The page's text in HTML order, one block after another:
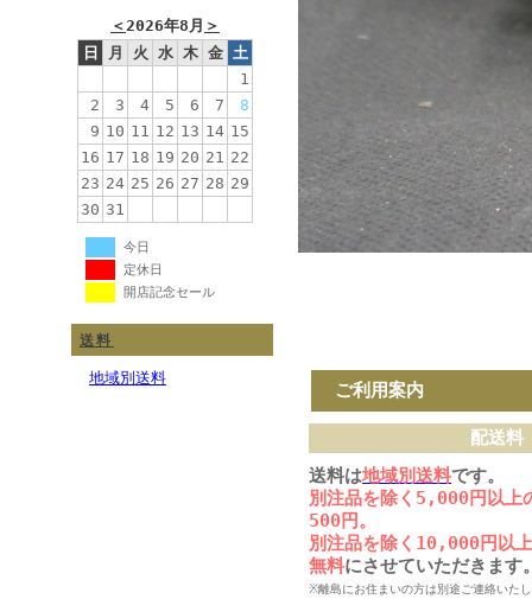
＜2026年8月 ＞
日
月 火 水 木 金 土
1
2
3 4 5 6 7
8
9 10 11 12 13 14 15
16 17 18 19 20 21 22
23 24 25 26 27 28 29
30 31
今日
定休日
開店記念セール
送料
地域別送料
ご利用案内
配送料
送料は地域別送料です。
別注品を除く5,000円以上
500円。
別注品を除く10,000円以
無料にさせていただきます
※離島にお住まいの方は別途ご連絡いた